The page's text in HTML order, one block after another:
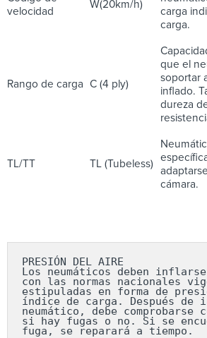
velocidad
W(20km/h)
carga
carga.
Rango de carga C (4 ply)
que el
soportar
inflado.
dureza
TL/TT TL (Tubeless)
cámara.
PRESIÓN DEL AIRE
Los neumáticos deben
con las normas nacionales
estipuladas en forma de
índice de carga. Después
neumático, debe comprobarse
si hay fugas o no. Si se
fuga, se reparará a tiempo.